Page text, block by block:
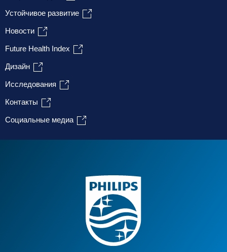
Устойчивое развитие
Новости
Future Health Index
Дизайн
Исследования
Контакты
Социальные медиа